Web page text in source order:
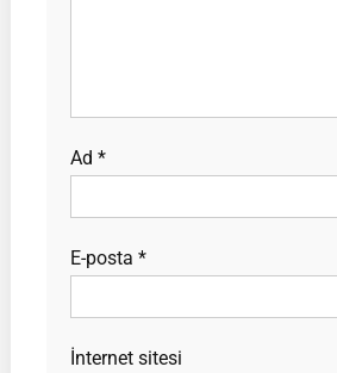
Ad *
E-posta *
İnternet sitesi